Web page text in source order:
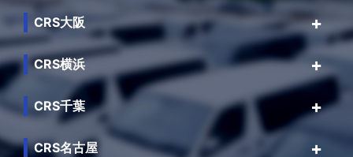
CRS大阪
CRS横浜
CRS千葉
CRS名古屋